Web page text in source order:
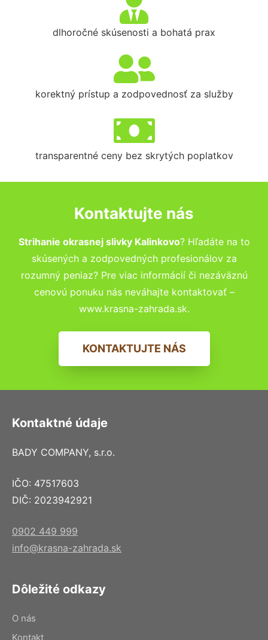
dlhoročné skúsenosti a bohatá prax
korektný prístup a zodpovednosť za služby
transparentné ceny bez skrytých poplatkov
Kontaktujte nás
Strihanie okrasnej slivky Kalinkovo? Hľadáte na to
skúsených a zodpovedných profesionálov za
rozumný peniaz? Pre viac informácií či nezáväznú
cenovú ponuku nás neváhajte kontaktovať –
www.krasna-zahrada.sk.
KONTAKTUJTE NÁS
Kontaktné údaje
BADY COMPANY, s.r.o.
IČO: 47517603
DIČ: 2023942921
0902 449 999
info@krasna-zahrada.sk
Dôležité odkazy
O nás
Kontakt